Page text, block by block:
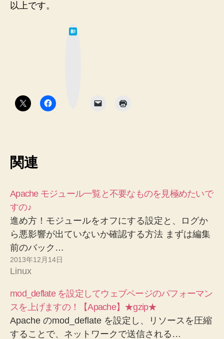
以上です。
関連
Apache モジュール一覧と不要なものを見極めたいで
すの♪
進め方！モジュールをオフにする設定と、ログか
ら悪影響が出ていないか確認する方法 まずは編集
前のバック…
2013年12月14日
Linux
mod_deflate を設定してウェブページのパフォーマン
スを上げますの！【Apache】★gzip★
Apache のmod_deflate を設定し、リソースを圧縮
することで、ネットワークで送信される…